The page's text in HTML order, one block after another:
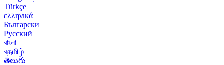
Türkçe
ελληνικά
Български
Русский
বাংলা
বதமிழ்
తెలుగు